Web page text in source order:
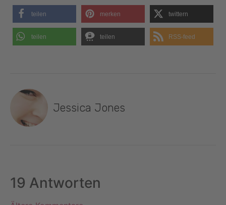
teilen merken twittern
teilen teilen RSS-feed
Jessica Jones
19 Antworten